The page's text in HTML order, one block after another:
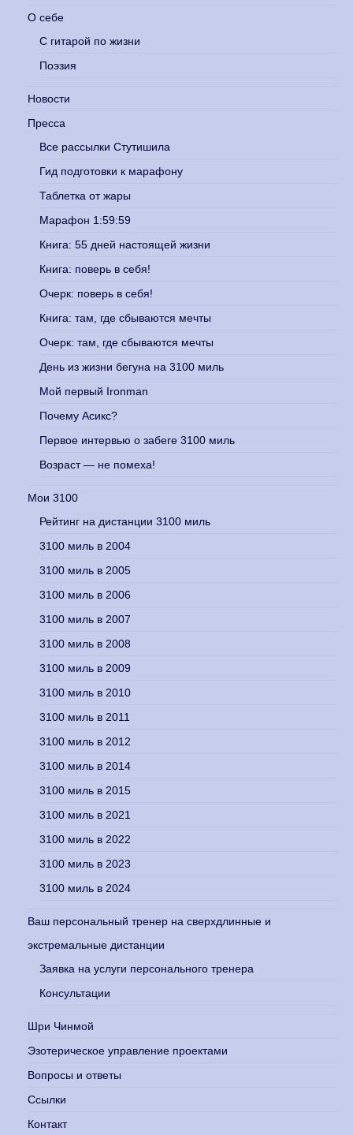
О себе
С гитарой по жизни
Поэзия
Новости
Пресса
Все рассылки Стутишила
Гид подготовки к марафону
Таблетка от жары
Марафон 1:59:59
Книга: 55 дней настоящей жизни
Книга: поверь в себя!
Очерк: поверь в себя!
Книга: там, где сбываются мечты
Очерк: там, где сбываются мечты
День из жизни бегуна на 3100 миль
Мой первый Ironman
Почему Асикс?
Первое интервью о забеге 3100 миль
Возраст — не помеха!
Мои 3100
Рейтинг на дистанции 3100 миль
3100 миль в 2004
3100 миль в 2005
3100 миль в 2006
3100 миль в 2007
3100 миль в 2008
3100 миль в 2009
3100 миль в 2010
3100 миль в 2011
3100 миль в 2012
3100 миль в 2014
3100 миль в 2015
3100 миль в 2021
3100 миль в 2022
3100 миль в 2023
3100 миль в 2024
Ваш персональный тренер на сверхдлинные и
экстремальные дистанции
Заявка на услуги персонального тренера
Консультации
Шри Чинмой
Эзотерическое управление проектами
Вопросы и ответы
Ссылки
Контакт